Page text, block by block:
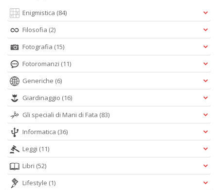
Enigmistica (84)
Filosofia (2)
Fotografia (15)
Fotoromanzi (11)
Generiche (6)
Giardinaggio (16)
Gli speciali di Mani di Fata (83)
Informatica (36)
Leggi (11)
Libri (52)
Lifestyle (1)